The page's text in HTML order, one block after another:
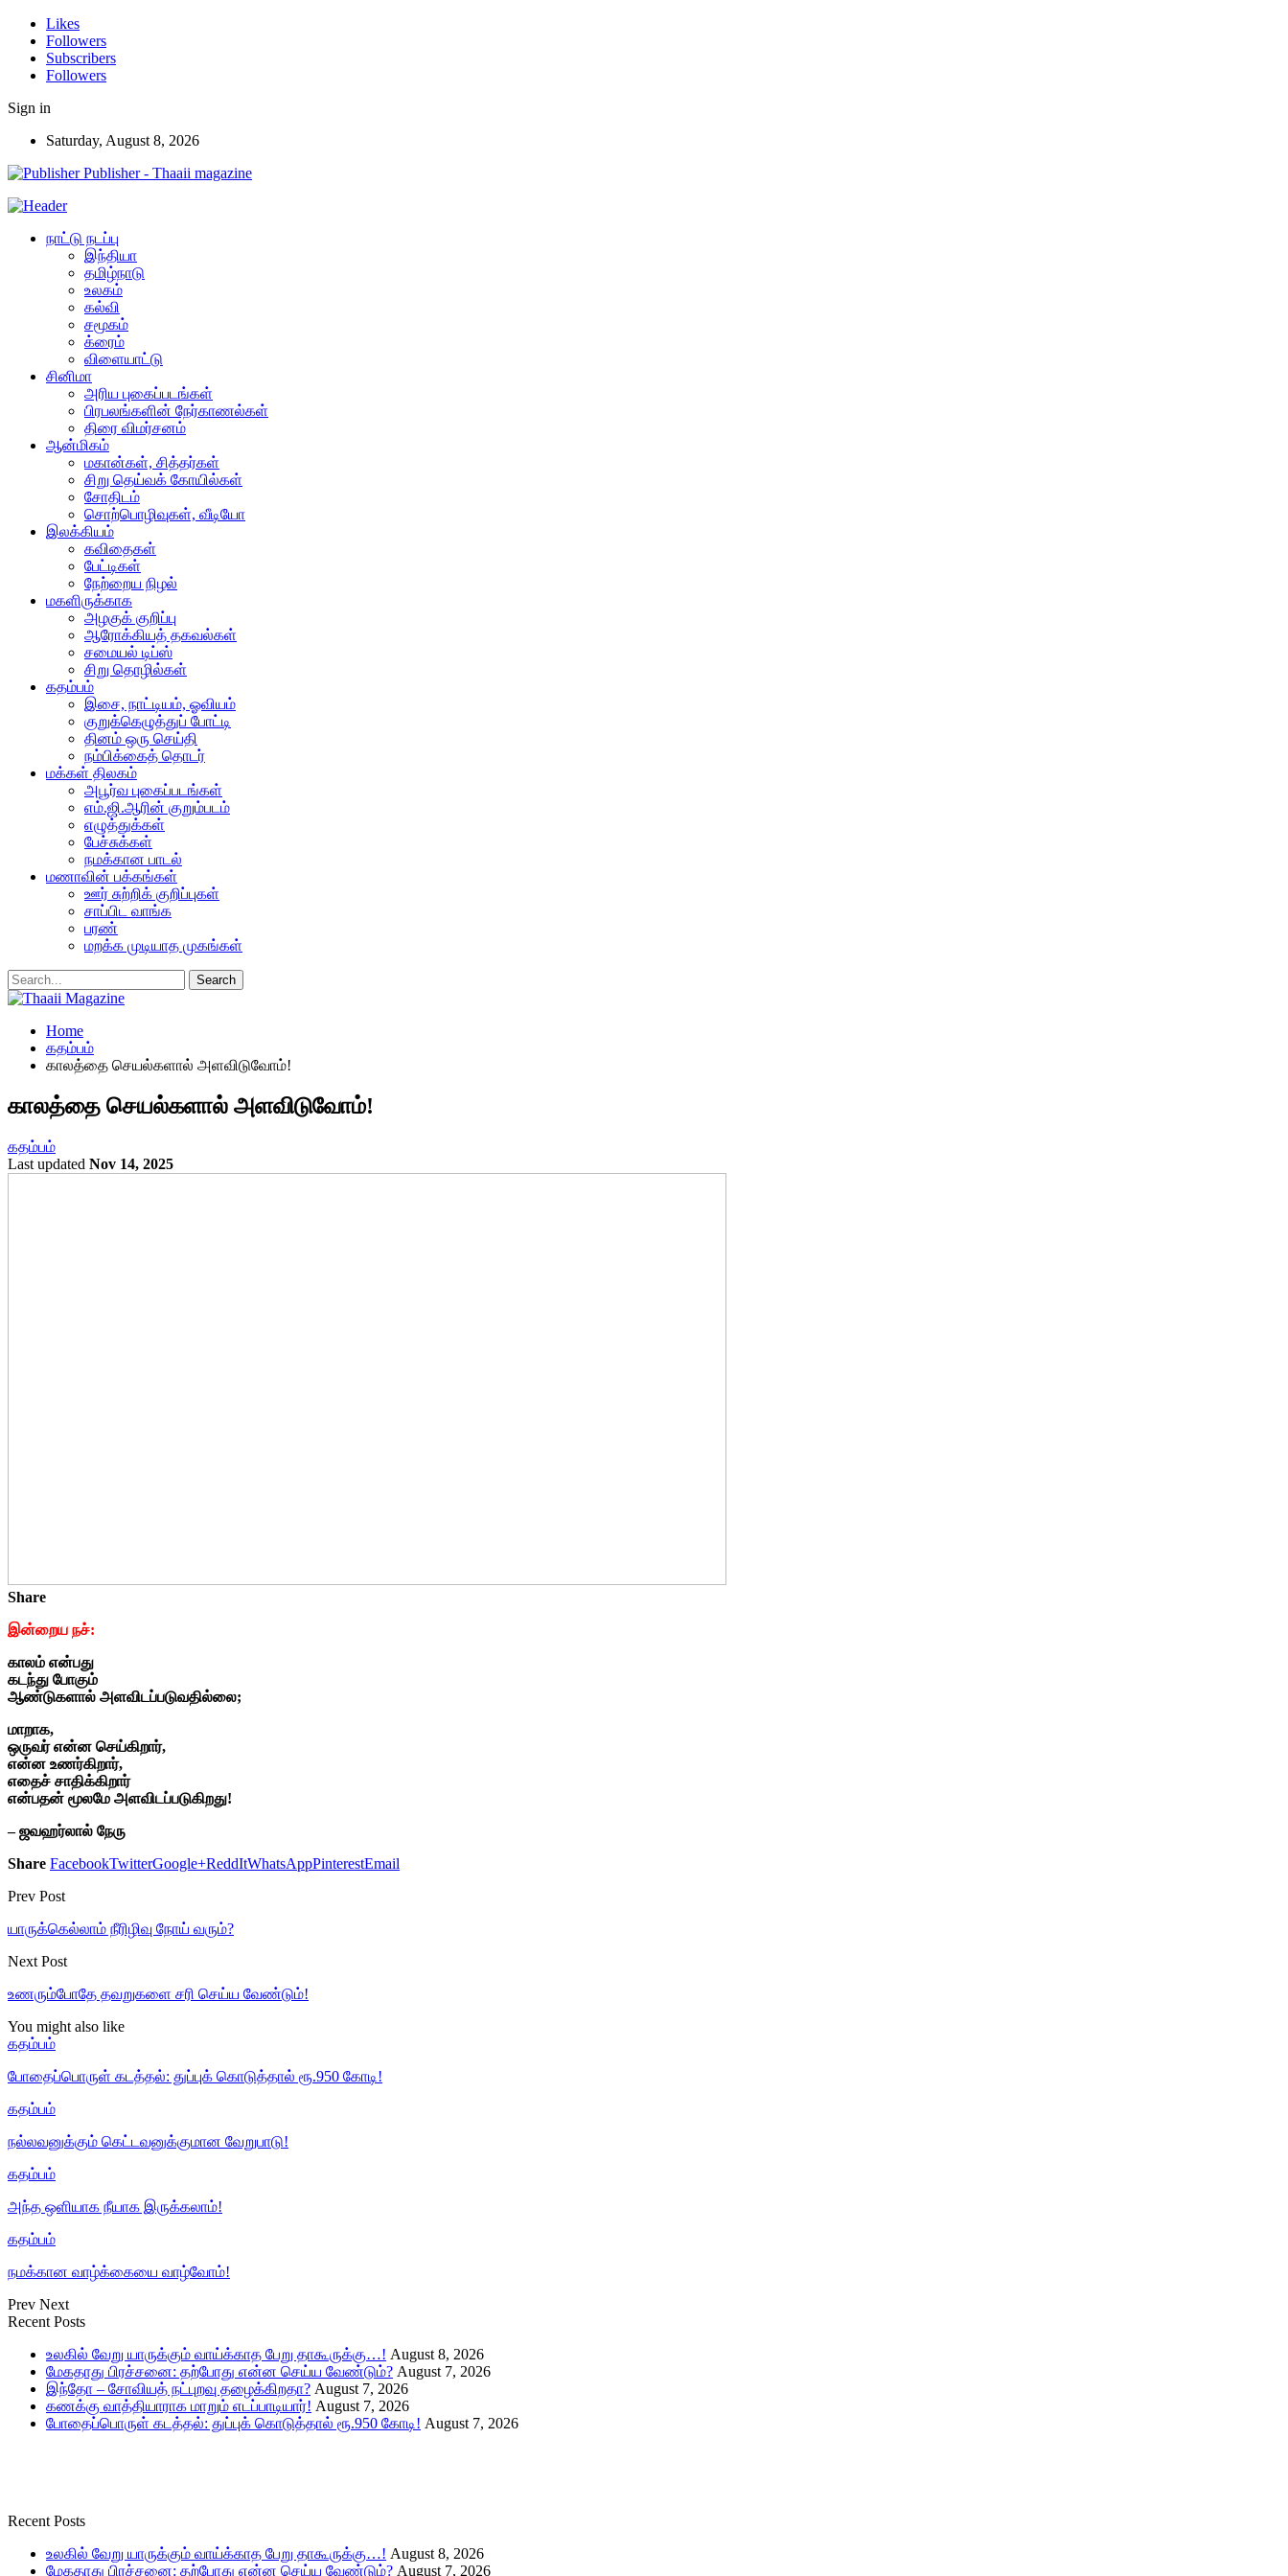
Likes
Followers
Subscribers
Followers
Sign in
Saturday, August 8, 2026
Publisher - Thaaii magazine
நாட்டு நடப்பு
இந்தியா
தமிழ்நாடு
உலகம்
கல்வி
சமூகம்
க்ரைம்
விளையாட்டு
சினிமா
அரிய புகைப்படங்கள்
பிரபலங்களின் நேர்காணல்கள்
திரை விமர்சனம்
ஆன்மிகம்
மகான்கள், சித்தர்கள்
சிறு தெய்வக் கோயில்கள்
சோதிடம்
சொற்பொழிவுகள், வீடியோ
இலக்கியம்
கவிதைகள்
பேட்டிகள்
நேற்றைய நிழல்
மகளிருக்காக
அழகுக் குறிப்பு
ஆரோக்கியத் தகவல்கள்
சமையல் டிப்ஸ்
சிறு தொழில்கள்
கதம்பம்
இசை, நாட்டியம், ஓவியம்
குறுக்கெழுத்துப் போட்டி
தினம் ஒரு செய்தி
நம்பிக்கைத் தொடர்
மக்கள் திலகம்
அபூர்வ புகைப்படங்கள்
எம்.ஜி.ஆரின் குறும்படம்
எழுத்துக்கள்
பேச்சுக்கள்
நமக்கான பாடல்
மணாவின் பக்கங்கள்
ஊர் சுற்றிக் குறிப்புகள்
சாப்பிட வாங்க
பரண்
மறக்க முடியாத முகங்கள்
Home
கதம்பம்
காலத்தை செயல்களால் அளவிடுவோம்!
காலத்தை செயல்களால் அளவிடுவோம்!
கதம்பம்
Last updated Nov 14, 2025
Share
இன்றைய நச்:
காலம் என்பது
கடந்து போகும்
ஆண்டுகளால் அளவிடப்படுவதில்லை;
மாறாக,
ஒருவர் என்ன செய்கிறார்,
என்ன உணர்கிறார்,
எதைச் சாதிக்கிறார்
என்பதன் மூலமே அளவிடப்படுகிறது!
– ஜவஹர்லால் நேரு
Share FacebookTwitterGoogle+ReddItWhatsAppPinterestEmail
Prev Post
யாருக்கெல்லாம் நீரிழிவு நோய் வரும்?
Next Post
உணரும்போதே தவறுகளை சரி செய்ய வேண்டும்!
You might also like
கதம்பம்
போதைப்பொருள் கடத்தல்: துப்புக் கொடுத்தால் ரூ.950 கோடி!
கதம்பம்
நல்லவனுக்கும் கெட்டவனுக்குமான வேறுபாடு!
கதம்பம்
அந்த ஒளியாக நீயாக இருக்கலாம்!
கதம்பம்
நமக்கான வாழ்க்கையை வாழ்வோம்!
Prev Next
Recent Posts
உலகில் வேறு யாருக்கும் வாய்க்காத பேறு தாகூருக்கு…! August 8, 2026
மேகதாது பிரச்சனை: தற்போது என்ன செய்ய வேண்டும்? August 7, 2026
இந்தோ – சோவியத் நட்புறவு தழைக்கிறதா? August 7, 2026
கணக்கு வாத்தியாராக மாறும் எடப்பாடியார்! August 7, 2026
போதைப்பொருள் கடத்தல்: துப்புக் கொடுத்தால் ரூ.950 கோடி! August 7, 2026
Recent Posts
உலகில் வேறு யாருக்கும் வாய்க்காத பேறு தாகூருக்கு…! August 8, 2026
மேகதாது பிரச்சனை: தற்போது என்ன செய்ய வேண்டும்? August 7, 2026